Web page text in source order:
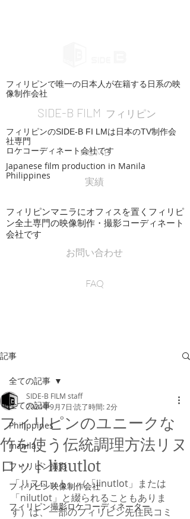
フィリピンで唯一の日本人が在籍する日系の映
像制作会社
SIDE-B FILM フィリピン
Japanese film production in Manila
Philippines
HOME
実績
フィリピンのSIDE-B FI LMは日本のTV制作会
社専門
ロケコーディネート会社です
フィリピンマニラにオフィスを置くフィリピ
ン全土専門の映像制作・撮影コーディネート
会社です
お問い合わせ
FAQ
記事
全ての記事
Philippines
manila
フィリピン撮影
フィリピン映像制作会社
フィリピン撮影ロケコーディネーター
全ての記事
フィリピンのユニークな
竹を使う伝統調理方法リヌ
ロットlinutlot
SIDE-B FILM staff
2024年9月7日 読了時間: 2分
「リヌロット」（「linutlot」または
「nilutlot」と綴られることもありま
す）は、一部のフィリピン先住民コミ